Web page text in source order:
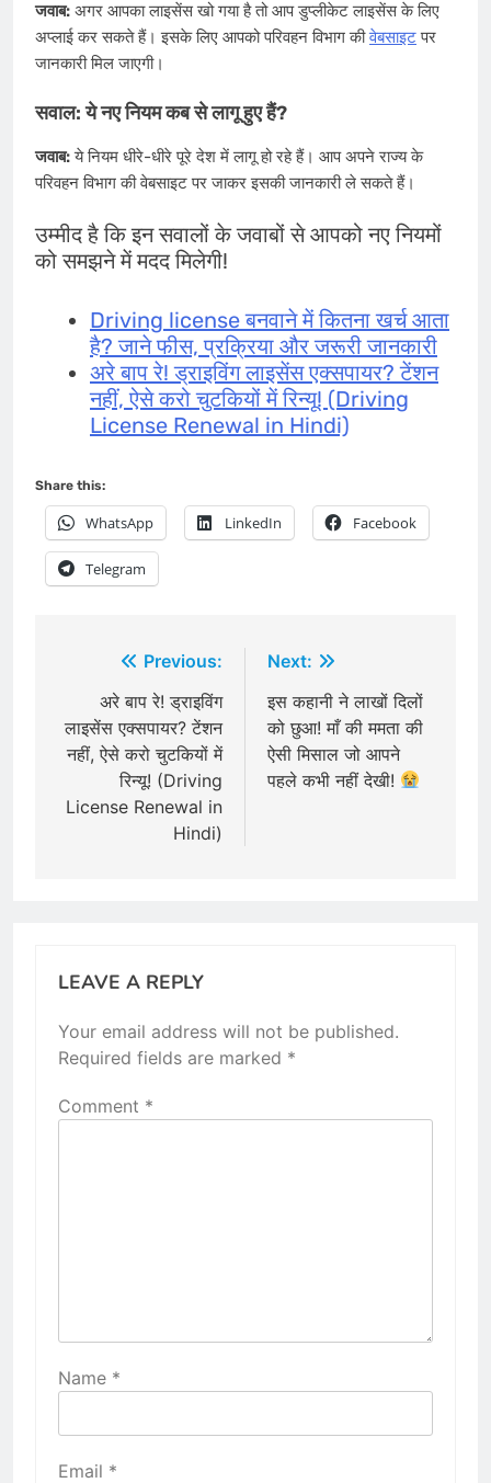
जवाब: अगर आपका लाइसेंस खो गया है तो आप डुप्लीकेट लाइसेंस के लिए
अप्लाई कर सकते हैं। इसके लिए आपको परिवहन विभाग कीवेबसाइटपर
जानकारी मिल जाएगी।
सवाल: ये नए नियम कब से लागू हुए हैं?
जवाब:ये नियम धीरे-धीरे पूरे देश में लागू हो रहे हैं। आप अपने राज्य के
परिवहन विभाग की वेबसाइट पर जाकर इसकी जानकारी ले सकते हैं।
उम्मीद है कि इन सवालों के जवाबों से आपको नए नियमों
को समझने में मदद मिलेगी!
Driving license बनवाने में कितना खर्च आता
है? जाने फीस, प्रक्रिया और जरूरी जानकारी
अरे बाप रे! ड्राइविंग लाइसेंस एक्सपायर? टेंशन
नहीं, ऐसे करो चुटकियों में रिन्यू! (Driving
License Renewal in Hindi)
Share this:
WhatsApp LinkedIn Facebook
Telegram
navigation
Previous:
अरे बाप रे! ड्राइविंग
लाइसेंस एक्सपायर? टेंशन
नहीं, ऐसे करो चुटकियों में
रिन्यू! (Driving
License Renewal in
Hindi)
Next:
इस कहानी ने लाखों दिलों
को छुआ! माँ की ममता की
ऐसी मिसाल जो आपने
पहले कभी नहीं देखी!
LEAVE A REPLY
Your email address will not be published.
Required fields are marked *
Comment *
Name *
Email *